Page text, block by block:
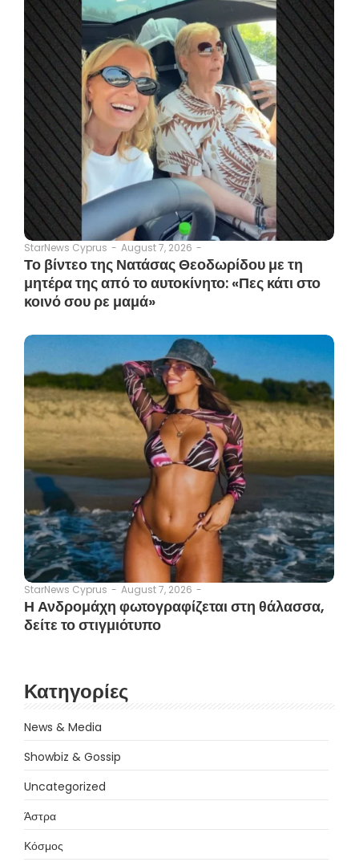
StarNews Cyprus - August 7, 2026 -
Το βίντεο της Νατάσας Θεοδωρίδου με τη
μητέρα της από το αυτοκίνητο: «Πες κάτι στο
κοινό σου ρε μαμά»
StarNews Cyprus - August 7, 2026 -
Η Ανδρομάχη φωτογραφίζεται στη θάλασσα,
δείτε το στιγμιότυπο
Κατηγορίες
News & Media
Showbiz & Gossip
Uncategorized
Άστρα
Κόσμος